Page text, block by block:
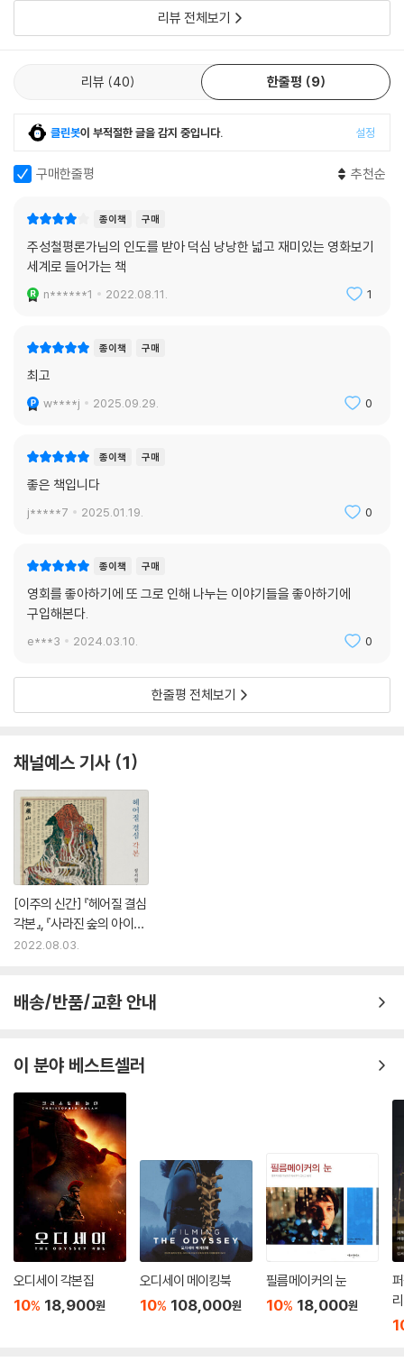
찾아볼 수 있다. “어쩌면 개별 작품에 대한 평가 이상으로, 봉준호 감독이
언제나 변함없이 같은 이야기를 하고자 애써왔다는 걸 깨닫는 게 더 중요
외치게 될 것이다. “영화감독들은 다 계획이 있구나!”
리뷰 전체보기
리뷰 40 한줄평 9
클린봇이 부적절한 글을 감지 중입니다. 설정
구매한줄평 추천순
종이책 구매
주성철평론가님의 인도를 받아 덕심 낭낭한 넓고 재미있는 영화보기
세계로 들어가는 책
n******1 2022.08.11. 1
종이책 구매
최고
w****j 2025.09.29. 0
종이책 구매
좋은 책입니다
j*****7 2025.01.19. 0
종이책 구매
영회를 좋아하기에 또 그로 인해 나누는 이야기들을 좋아하기에
구입해본다.
e***3 2024.03.10. 0
한줄평 전체보기
채널예스 기사 1
[이주의 신간] 『헤어질 결심
각본』, 『사라진 숲의 아이
들』 외
2022.08.03.
배송/반품/교환 안내
이 분야 베스트셀러
오디세이 각본집
10% 18,900원
오디세이 메이킹북
10% 108,000원
필름메이커의 눈
10% 18,000원